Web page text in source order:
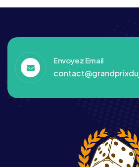
Envoyez Email